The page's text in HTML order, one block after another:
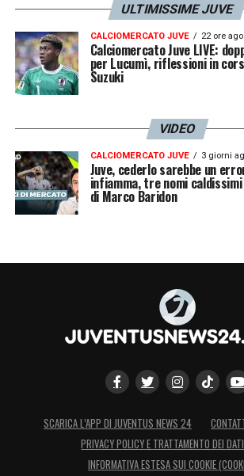
ULTIMISSIME JUVE
CALCIOMERCATO JUVE 22 ore ago
Calciomercato Juve LIVE:
per Lucumì, riflessioni in
Suzuki
VIDEO
CALCIOMERCATO JUVE 3 giorni
Juve, cederlo sarebbe un
infiamma, tre nomi caldissimi
di Marco Baridon
SCARICA L’APP DI JUVENTUS NEWS 24
PRIVACY POLICY E TRATTAMENTO DEI
INFORMATIVA ESTESA SUI COOKIE